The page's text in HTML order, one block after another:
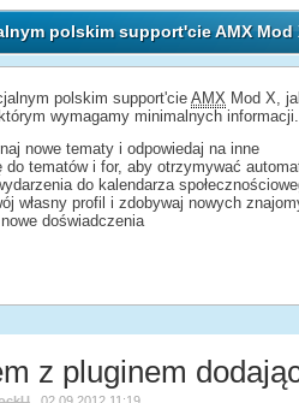
polskim support'cie AMX Mod
polskim support'cieAMX Mod X,
wymagamy minimalnych informacji.
nowe tematy i odpowiedaj na inne
do tematów i for, aby otrzymywać
do kalendarza
własny profil i zdobywaj nowych
doświadczenia
z pluginem
,02.09.2012 11:19